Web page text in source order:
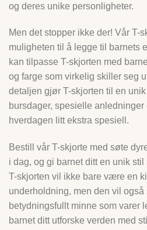
og deres unike personligheter.
Men det stopper ikke der! Vår T-
muligheten til å legge til barnets
kan tilpasse T-skjorten med
og farge som virkelig skiller seg
detaljen gjør T-skjorten til en
bursdager, spesielle
hverdagen litt ekstra spesiell.
Bestill vår T-skjorte med søte
i dag, og gi barnet ditt en unik
T-skjorten vil ikke bare være en
underholdning, men den vil
betydningsfullt minne som varer
barnet ditt utforske verden med